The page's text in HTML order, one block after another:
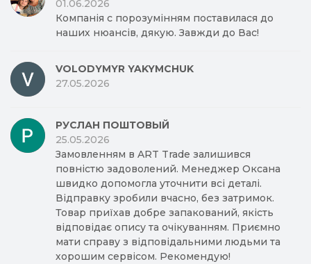
РУСЛАН ПОШТОВЫЙ
25.05.2026
швидко допомогла уточнити всі деталі.
Відправку зробили вчасно, без затримок.
відповідає опису та очікуванням. Приємно
мати справу з відповідальними людьми та
хорошим сервісом. Рекомендую!
DIANA ILINA
12.05.2026
Замовляли фризер для морозива. Вдячна за
оперативну роботу менеджеру Оксані. Всім
задоволена, гарні умови купівлі, своєчасно
відвантажили, дуже вдячна!